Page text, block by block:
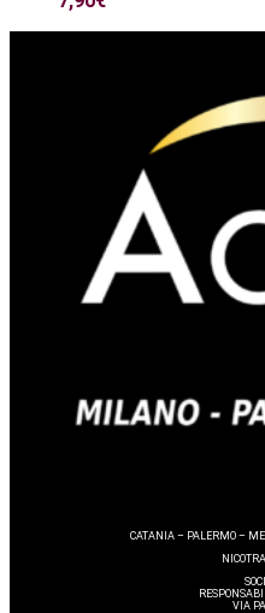
CATANIA – PALERMO –
VIA